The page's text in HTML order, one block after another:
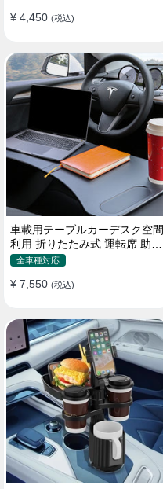
¥ 4,450 (税込)
車載用テーブルカーデスク空間
利用 折りたたみ式 運転席 助手
席 多機能 滑り止め 安定
全車種対応
¥ 7,550 (税込)